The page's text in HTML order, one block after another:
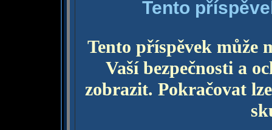
Tento
Tento příspěvek může
Vaší bezpečnosti a
zobrazit. Pokračovat